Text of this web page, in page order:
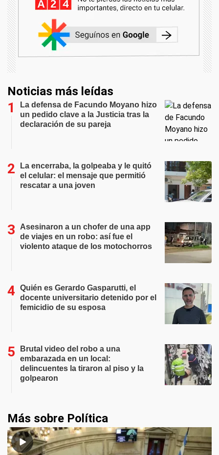
Noticias más leídas
La defensa de Facundo Moyano hizo
un pedido clave a la Justicia tras la
declaración de su pareja
La encerraba, la golpeaba y le quitó
el celular: el mensaje que permitió
rescatar a una joven
Asesinaron a un chofer de una app
de viajes en un robo: así fue el
violento ataque de los motochorros
Quién es Gerardo Gasparutti, el
docente universitario detenido por el
femicidio de su esposa
Brutal video del robo a una
embarazada en un local:
delincuentes la tiraron al piso y la
golpearon
Más sobre Política